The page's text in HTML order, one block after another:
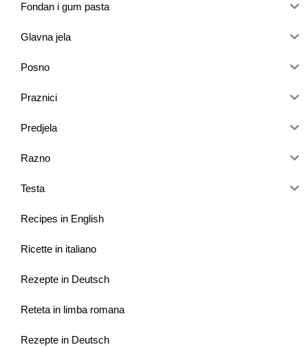
Fondan i gum pasta
Glavna jela
Posno
Praznici
Predjela
Razno
Testa
Recipes in English
Ricette in italiano
Rezepte in Deutsch
Reteta in limba romana
Rezepte in Deutsch